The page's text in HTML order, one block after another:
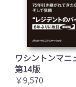
ワシントンマ
第14版
￥9,570